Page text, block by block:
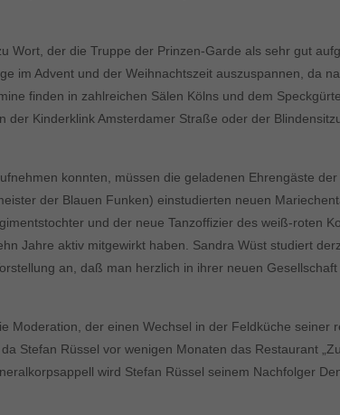
der die Truppe der Prinzen-Garde als sehr gut
im Advent und der Weihnachtszeit auszuspannen, da
finden in zahlreichen Sälen Kölns und dem
Kinderklink Amsterdamer Straße oder der
konnten, müssen die geladenen Ehrengäste
der Blauen Funken) einstudierten neuen
und der neue Tanzoffizier des weiß-roten
Jahre aktiv mitgewirkt haben. Sandra Wüst studiert
an, daß man herzlich in ihrer neuen
Moderation, der einen Wechsel in der Feldküche seiner
Stefan Rüssel vor wenigen Monaten das Restaurant
wird Stefan Rüssel seinem Nachfolger